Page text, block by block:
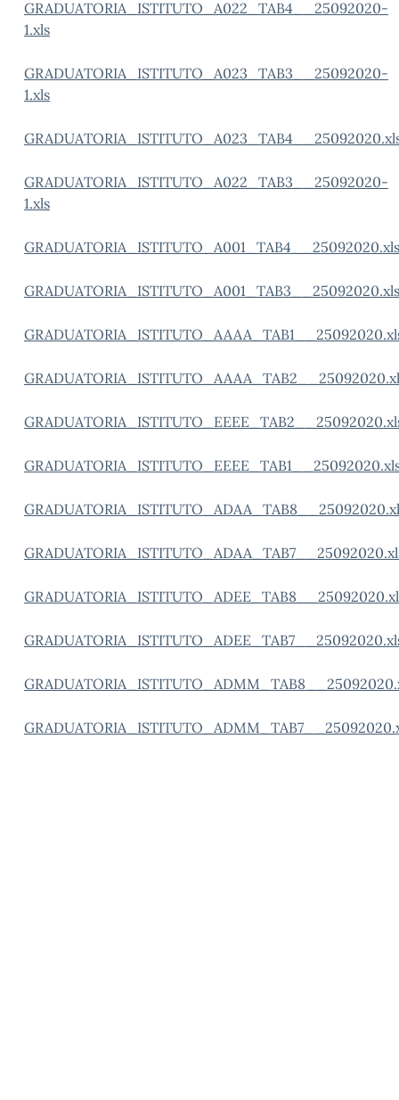
GRADUATORIA_ISTITUTO_A022_TAB4__25092020-
1.xls
GRADUATORIA_ISTITUTO_A023_TAB3__25092020-
1.xls
GRADUATORIA_ISTITUTO_A022_TAB3__25092020-
1.xls
GRADUATORIA_ISTITUTO_A001_TAB4__25092020.xls
GRADUATORIA_ISTITUTO_A001_TAB3__25092020.xls